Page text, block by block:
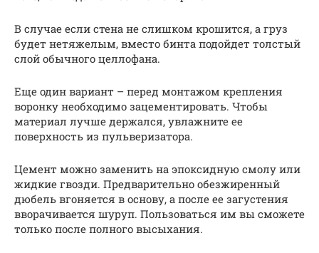
В случае если стена не слишком крошится, а груз
будет нетяжелым, вместо бинта подойдет толстый
слой обычного целлофана.
Еще один вариант – перед монтажом крепления
воронку необходимо зацементировать. Чтобы
материал лучше держался, увлажните ее
поверхность из пульверизатора.
Цемент можно заменить на эпоксидную смолу или
жидкие гвозди. Предварительно обезжиренный
дюбель вгоняется в основу, а после ее загустения
вворачивается шуруп. Пользоваться им вы сможете
только после полного высыхания.